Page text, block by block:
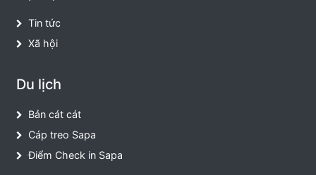
Tin tức
Xã hội
Du lịch
Bản cát cát
Cáp treo Sapa
Điểm Check in Sapa